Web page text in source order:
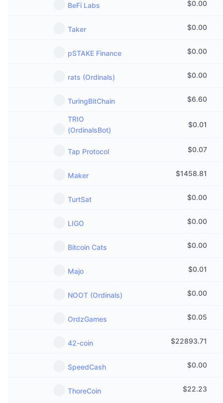
BeFi Labs $0.00
Taker $0.00
pSTAKE Finance $0.00
rats (Ordinals) $0.00
TuringBitChain $6.60
TRIO
(OrdinalsBot)
$0.01
Tap Protocol $0.07
Maker $1458.81
TurtSat $0.00
LIGO $0.00
Bitcoin Cats $0.00
Majo $0.01
NOOT (Ordinals) $0.00
OrdzGames $0.05
42-coin $22893.71
SpeedCash $0.00
ThoreCoin $22.23